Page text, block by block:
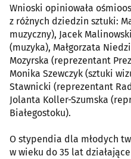
Wnioski opiniowała
z różnych dziedzin sztuki:
muzyczny), Jacek
(muzyka), Małgorzata
Mozyrska (reprezentant
Monika Szewczyk (sztuki
Stawnicki (reprezentant
Jolanta Koller-Szumska
Białegostoku).
O stypendia dla młodych
w wieku do 35 lat